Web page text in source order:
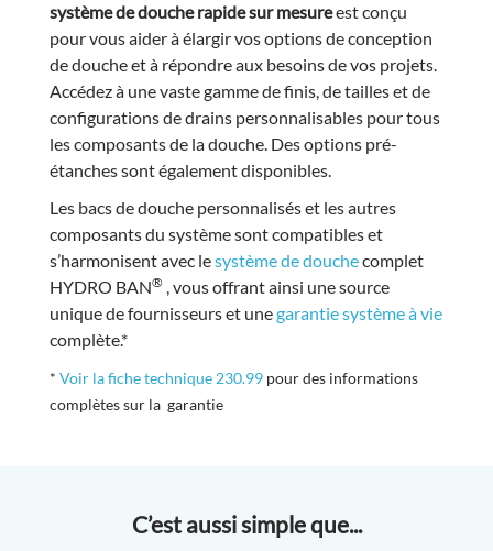
système de douche rapide sur mesureest conçu
pour vous aider à élargir vos options de conception
de douche et à répondre aux besoins de vos projets.
Accédez à une vaste gamme de finis, de tailles et de
configurations de drains personnalisables pour tous
les composants de la douche. Des options pré-
étanches sont également disponibles.
Les bacs de douche personnalisés et les autres
composants du système sont compatibles et
s’harmonisent avec lesystème de douchecomplet
HYDRO BAN® , vous offrant ainsi une source
unique de fournisseurs et unegarantie système à vie
complète.*
* Voir la fiche technique 230.99pour des informations
complètes sur la garantie
C’est aussi simple que...